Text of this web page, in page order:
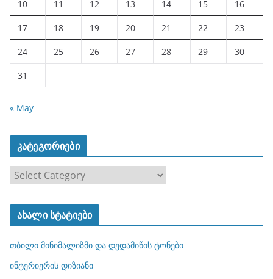
10 11 12 13 14 15 16
17 18 19 20 21 22 23
24 25 26 27 28 29 30
31
« May
კატეგორიები
ტ
ო
რ
ახალი სტატიები
თბილი მინიმალიზმი და დედამიწის ტონები
ინტერიერის დიზიანი